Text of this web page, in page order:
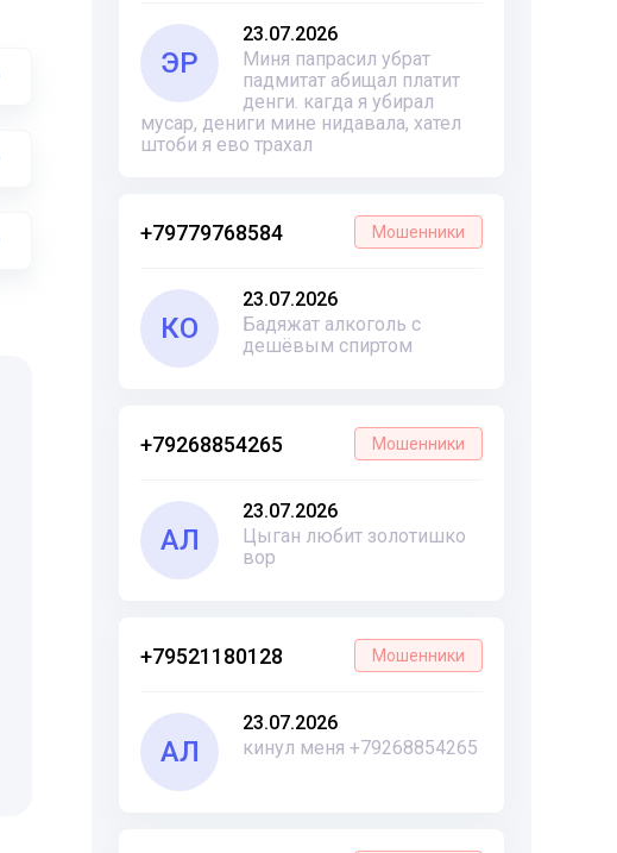
ЭР
23.07.2026
Миня папрасил убрат
падмитат абищал платит
денги. кагда я убирал
мусар, дениги мине нидавала, хател
штоби я ево трахал
+79779768584 Мошенники
КО
23.07.2026
Бадяжат алкоголь с
дешёвым спиртом
+79268854265 Мошенники
АЛ
23.07.2026
Цыган любит золотишко
вор
+79521180128 Мошенники
АЛ
23.07.2026
кинул меня +79268854265